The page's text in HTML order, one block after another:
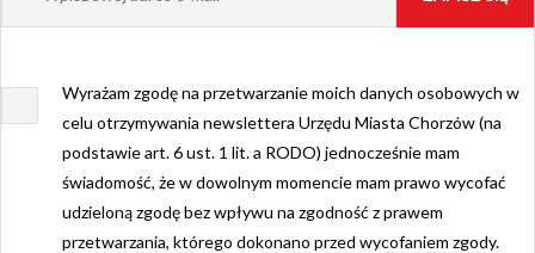
Wyrażam zgodę na przetwarzanie moich danych osobowych w
celu otrzymywania newslettera Urzędu Miasta Chorzów (na
podstawie art. 6 ust. 1 lit. a RODO) jednocześnie mam
świadomość, że w dowolnym momencie mam prawo wycofać
udzieloną zgodę bez wpływu na zgodność z prawem
przetwarzania, którego dokonano przed wycofaniem zgody.